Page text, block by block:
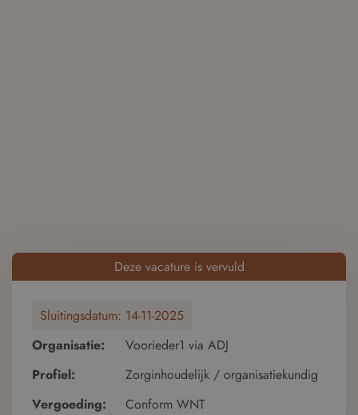
Deze vacature is vervuld
Sluitingsdatum: 14-11-2025
Organisatie:
Voorieder1 via ADJ
Profiel:
Zorginhoudelijk / organisatiekundig
Vergoeding:
Conform WNT